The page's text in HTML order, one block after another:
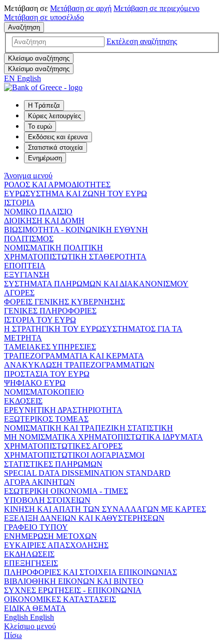
Μετάβαση σε Μετάβαση σε αρχή Μετάβαση σε περιεχόμενο
Μετάβαση σε υποσέλιδο
Αναζήτηση
Εκτέλεση αναζήτησης
Κλείσιμο αναζήτησης
Κλείσιμο αναζήτησης
EN English
Η Τράπεζα
Κύριες λειτουργίες
Το ευρώ
Εκδόσεις και έρευνα
Στατιστικά στοιχεία
Ενημέρωση
Άνοιγμα μενού
ΡΟΛΟΣ ΚΑΙ ΑΡΜΟΔΙΟΤΗΤΕΣ
ΕΥΡΩΣΥΣΤΗΜΑ ΚΑΙ ΖΩΝΗ ΤΟΥ ΕΥΡΩ
ΙΣΤΟΡΙΑ
ΝΟΜΙΚΟ ΠΛΑΙΣΙΟ
ΔΙΟΙΚΗΣΗ ΚΑΙ ΔΟΜΗ
ΒΙΩΣΙΜΟΤΗΤΑ - ΚΟΙΝΩΝΙΚΗ ΕΥΘΥΝΗ
ΠΟΛΙΤΙΣΜΟΣ
ΝΟΜΙΣΜΑΤΙΚΗ ΠΟΛΙΤΙΚΗ
ΧΡΗΜΑΤΟΠΙΣΤΩΤΙΚΗ ΣΤΑΘΕΡΟΤΗΤΑ
ΕΠΟΠΤΕΙΑ
ΕΞΥΓΙΑΝΣΗ
ΣΥΣΤΗΜΑΤΑ ΠΛΗΡΩΜΩΝ ΚΑΙ ΔΙΑΚΑΝΟΝΙΣΜΟΥ
ΑΓΟΡΕΣ
ΦΟΡΕΙΣ ΓΕΝΙΚΗΣ ΚΥΒΕΡΝΗΣΗΣ
ΓΕΝΙΚΕΣ ΠΛΗΡΟΦΟΡΙΕΣ
ΙΣΤΟΡΙΑ ΤΟΥ ΕΥΡΩ
Η ΣΤΡΑΤΗΓΙΚΗ ΤΟΥ ΕΥΡΩΣΥΣΤΗΜΑΤΟΣ ΓΙΑ ΤΑ
ΜΕΤΡΗΤΑ
ΤΑΜΕΙΑΚΕΣ ΥΠΗΡΕΣΙΕΣ
ΤΡΑΠΕΖΟΓΡΑΜΜΑΤΙΑ ΚΑΙ ΚΕΡΜΑΤΑ
ΑΝΑΚΥΚΛΩΣΗ ΤΡΑΠΕΖΟΓΡΑΜΜΑΤΙΩΝ
ΠΡΟΣΤΑΣΙΑ ΤΟΥ ΕΥΡΩ
ΨΗΦΙΑΚΟ ΕΥΡΩ
ΝΟΜΙΣΜΑΤΟΚΟΠΕΙΟ
ΕΚΔΟΣΕΙΣ
ΕΡΕΥΝΗΤΙΚΗ ΔΡΑΣΤΗΡΙΟΤΗΤΑ
ΕΞΩΤΕΡΙΚΟΣ ΤΟΜΕΑΣ
ΝΟΜΙΣΜΑΤΙΚΗ ΚΑΙ ΤΡΑΠΕΖΙΚΗ ΣΤΑΤΙΣΤΙΚΗ
ΜΗ ΝΟΜΙΣΜΑΤΙΚΑ ΧΡΗΜΑΤΟΠΙΣΤΩΤΙΚΑ ΙΔΡΥΜΑΤΑ
ΧΡΗΜΑΤΟΠΙΣΤΩΤΙΚΕΣ ΑΓΟΡΕΣ
ΧΡΗΜΑΤΟΠΙΣΤΩΤΙΚΟΙ ΛΟΓΑΡΙΑΣΜΟΙ
ΣΤΑΤΙΣΤΙΚΕΣ ΠΛΗΡΩΜΩΝ
SPECIAL DATA DISSEMINATION STANDARD
ΑΓΟΡΑ ΑΚΙΝΗΤΩΝ
ΕΣΩΤΕΡΙΚΗ ΟΙΚΟΝΟΜΙΑ - ΤΙΜΕΣ
ΥΠΟΒΟΛΗ ΣΤΟΙΧΕΙΩΝ
ΚΙΝΗΣΗ ΚΑΙ ΑΠΑΤΗ ΤΩΝ ΣΥΝΑΛΛΑΓΩΝ ΜΕ ΚΑΡΤΕΣ
ΕΞΕΛΙΞΗ ΔΑΝΕΙΩΝ ΚΑΙ ΚΑΘΥΣΤΕΡΗΣΕΩΝ
ΓΡΑΦΕΙΟ ΤΥΠΟΥ
ΕΝΗΜΕΡΩΣΗ ΜΕΤΟΧΩΝ
ΕΥΚΑΙΡΙΕΣ ΑΠΑΣΧΟΛΗΣΗΣ
ΕΚΔΗΛΩΣΕΙΣ
ΕΠΕΞΗΓΗΣΕΙΣ
ΠΛΗΡΟΦΟΡΙΕΣ ΚΑΙ ΣΤΟΙΧΕΙΑ ΕΠΙΚΟΙΝΩΝΙΑΣ
ΒΙΒΛΙΟΘΗΚΗ ΕΙΚΟΝΩΝ ΚΑΙ ΒΙΝΤΕΟ
ΣΥΧΝΕΣ ΕΡΩΤΗΣΕΙΣ - ΕΠΙΚΟΙΝΩΝΙΑ
ΟΙΚΟΝΟΜΙΚΕΣ ΚΑΤΑΣΤΑΣΕΙΣ
ΕΙΔΙΚΑ ΘΕΜΑΤΑ
English English
Κλείσιμο μενού
Πίσω